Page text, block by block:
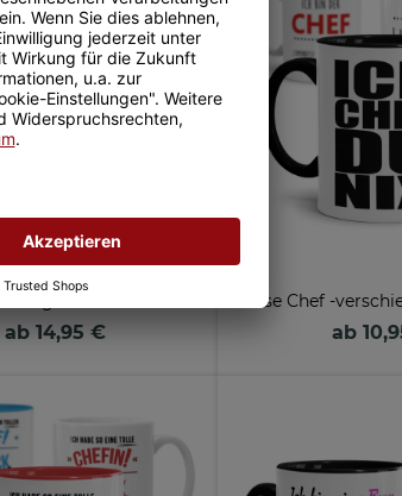
mit Gravur - mit Text
gestalten
ab 14,95 €
Tasse Chef -
ab